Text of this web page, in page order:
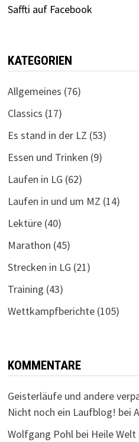
Saffti auf Facebook
KATEGORIEN
Allgemeines (76)
Classics (17)
Es stand in der LZ (53)
Essen und Trinken (9)
Laufen in LG (62)
Laufen in und um MZ (14)
Lektüre(40)
Marathon (45)
Strecken in LG (21)
Training (43)
Wettkampfberichte(105)
KOMMENTARE
Geisterläufe und andere
Nicht noch ein Laufblog! bei
Wolfgang Pohlbei Heile Welt